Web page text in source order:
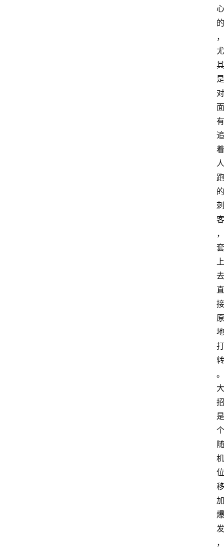
心
的
，
尤
其
是
对
面
有
追
着
人
跑
的
刺
客
，
套
上
去
直
接
原
地
打
转
。
大
招
是
个
随
机
位
移
加
爆
发
，